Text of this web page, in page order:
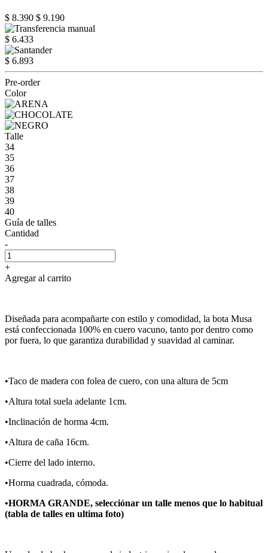
$ 8.390 $ 9.190
$ 6.433
$ 6.893
Pre-order
Color
Talle
34
35
36
37
38
39
40
Guía de talles
Cantidad
-
+
Agregar al carrito
Diseñada para acompañarte con estilo y comodidad, la bota Musa
está confeccionada 100% en cuero vacuno, tanto por dentro como
por fuera, lo que garantiza durabilidad y suavidad al caminar.
•Taco de madera con folea de cuero, con una altura de 5cm
•Altura total suela adelante 1cm.
•Inclinación de horma 4cm.
•Altura de caña 16cm.
•Cierre del lado interno.
•Horma cuadrada, cómoda.
•HORMA GRANDE, selecciónar un talle menos que lo habitual
(tabla de talles en ultima foto)